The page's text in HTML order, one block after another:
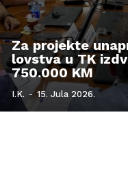
Za projekte
lovstva u TK
750.000 KM
I.K. - 15. Jula 2026.